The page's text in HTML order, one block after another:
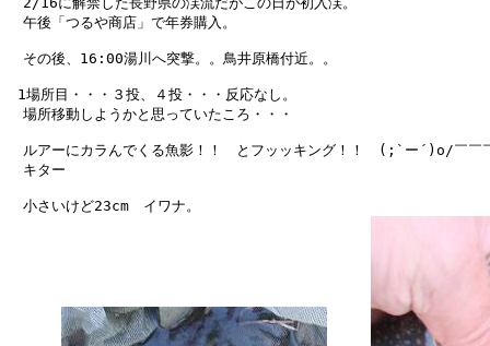
午後「つるや商店」で年券購入。
その後、16:00湯川へ突撃。。鳥井原橋付近。。
1場所目・・・３投、４投・・・反応なし。
場所移動しようかと思っていたころ・・・
ルアーにカラんでくる魚影！！　とフッッキング！！　(;`ー´)o/
キター
小さいけど23cm　イワナ。